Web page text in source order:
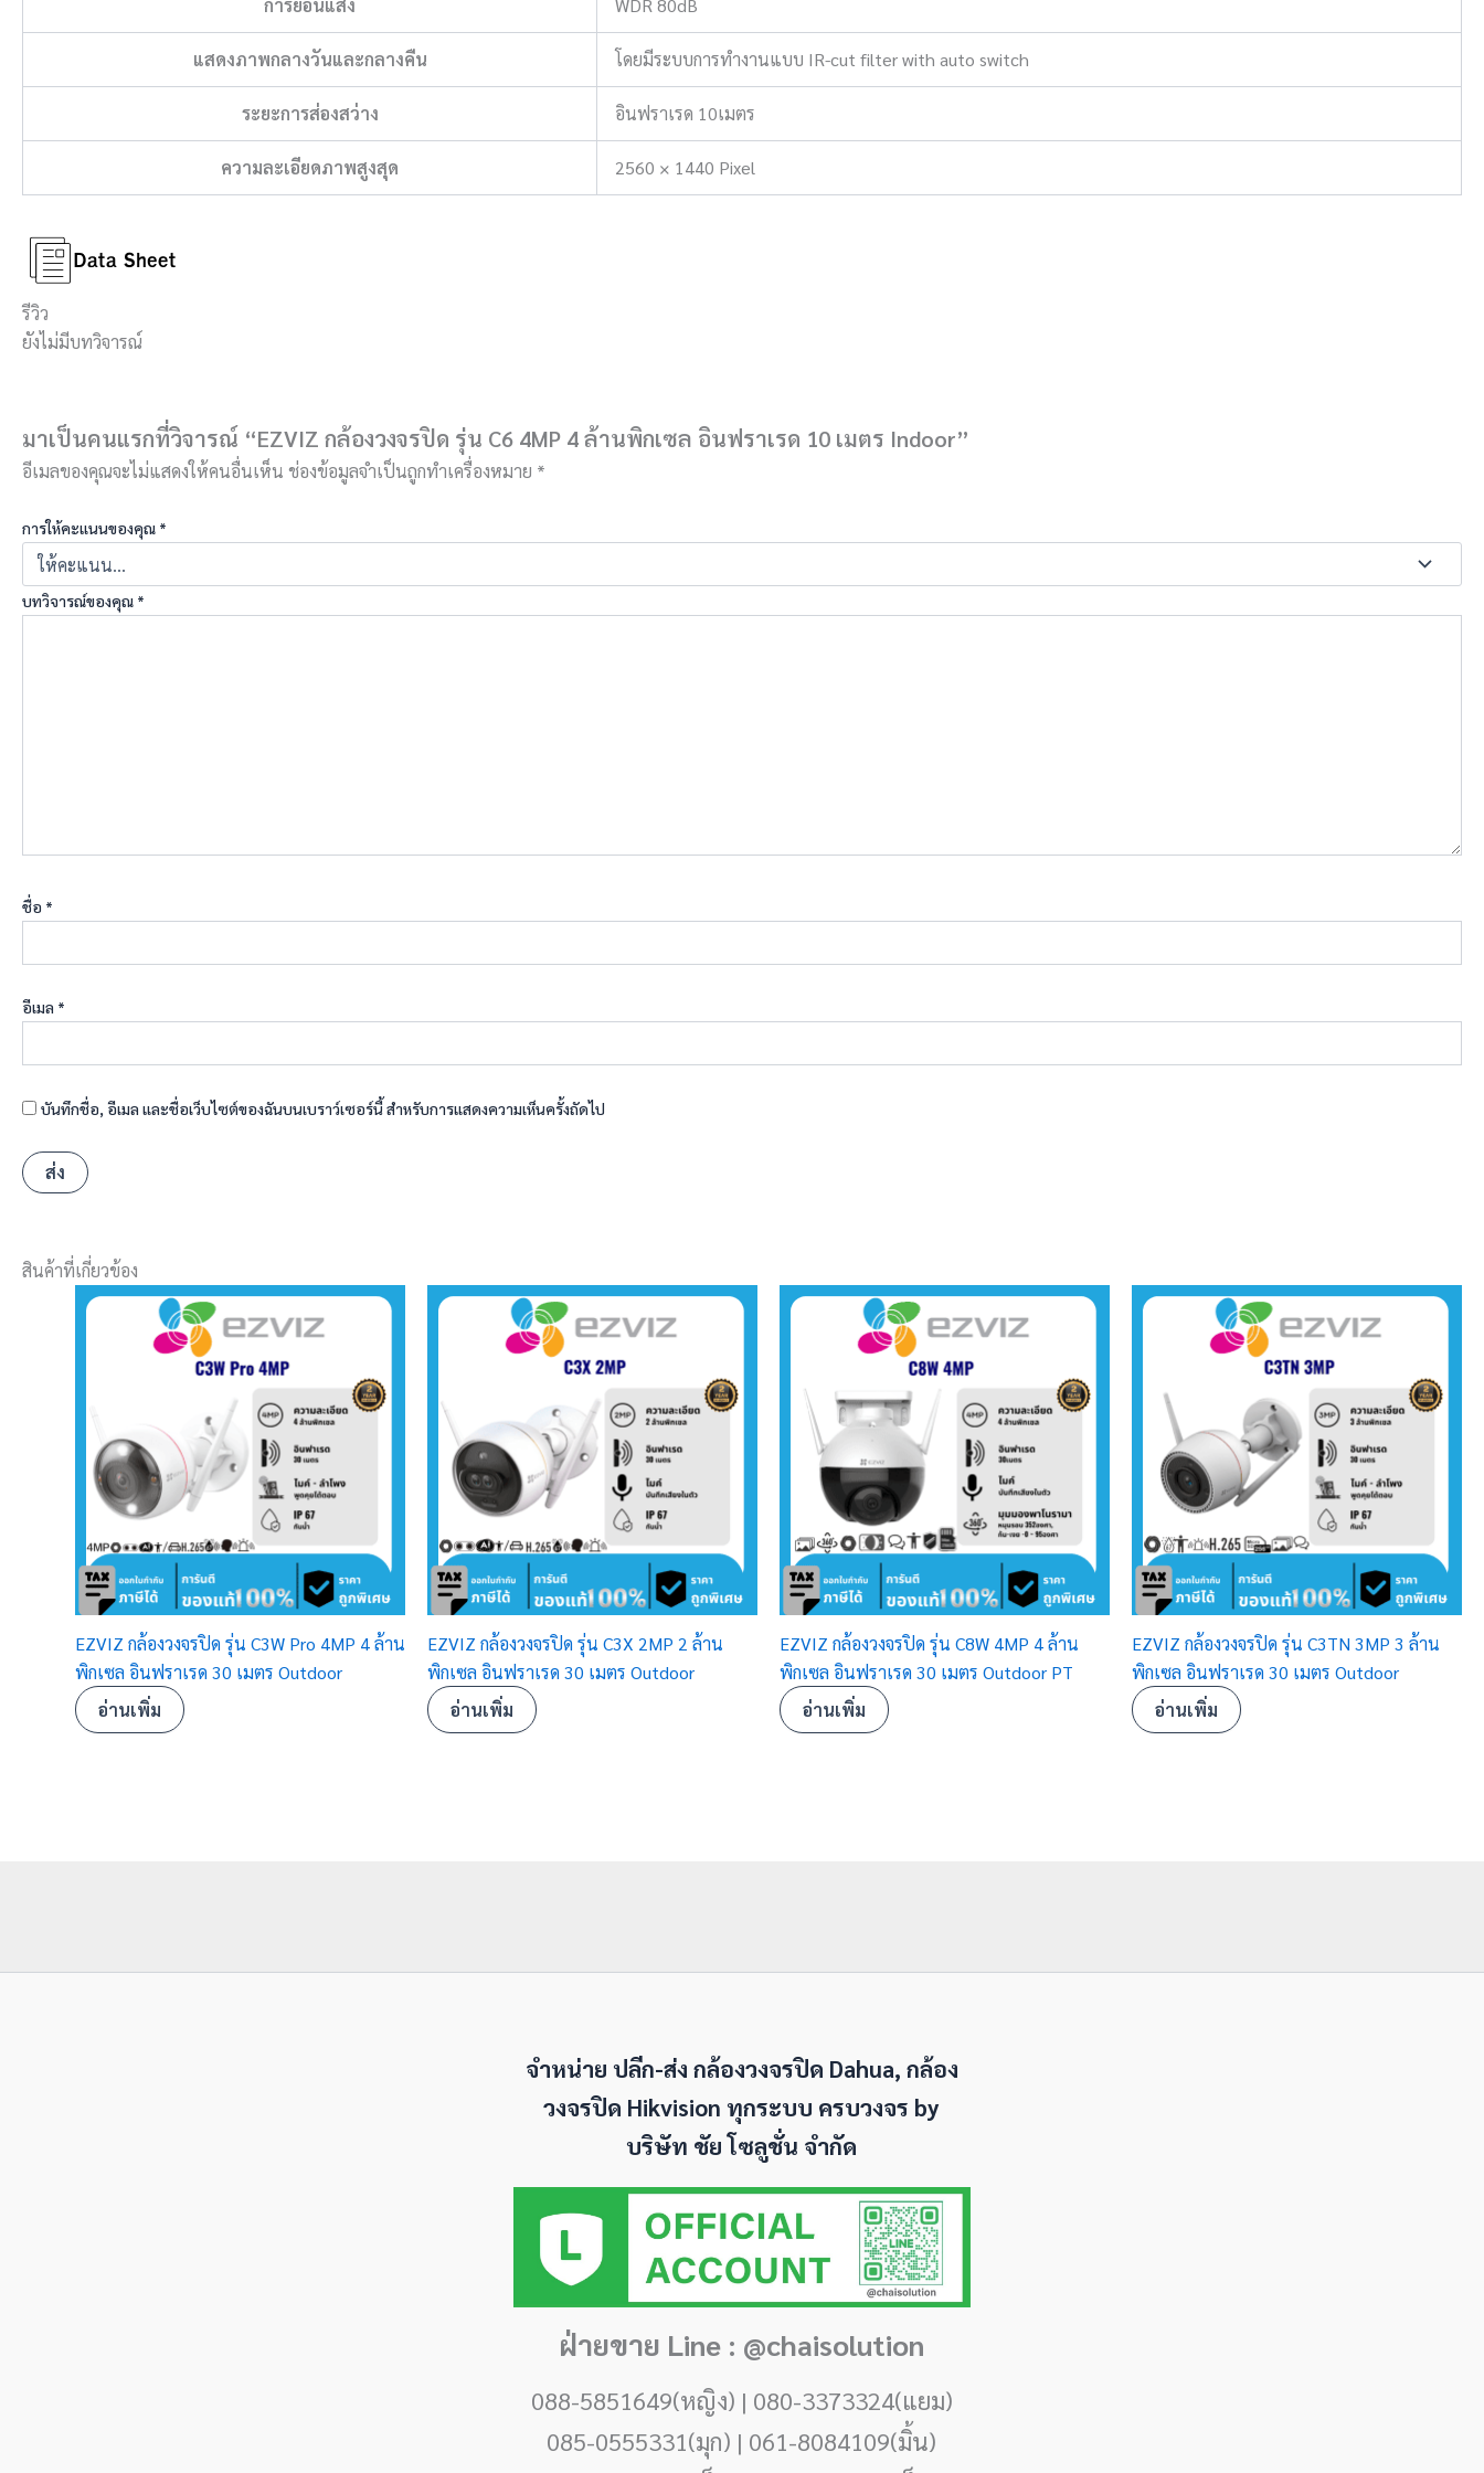
การย้อนแสง WDR 80dB
แสดงภาพกลางวันและกลางคืน โดยมีระบบการทำงานแบบ IR-cut filter with auto switch
ระยะการส่องสว่าง อินฟราเรด 10เมตร
ความละเอียดภาพสูงสุด 2560 × 1440 Pixel
รีวิว
ยังไม่มีบทวิจารณ์
มาเป็นคนแรกที่วิจารณ์ “EZVIZ กล้องวงจรปิด รุ่น C6 4MP 4 ล้านพิกเซล อินฟราเรด 10 เมตร Indoor”
อีเมลของคุณจะไม่แสดงให้คนอื่นเห็น ช่องข้อมูลจำเป็นถูกทำเครื่องหมาย *
การให้คะแนนของคุณ *
บทวิจารณ์ของคุณ *
ชื่อ *
อีเมล *
บันทึกชื่อ, อีเมล และชื่อเว็บไซต์ของฉันบนเบราว์เซอร์นี้ สำหรับการแสดงความเห็นครั้งถัดไป
สินค้าที่เกี่ยวข้อง
EZVIZ กล้องวงจรปิด รุ่น C3W Pro 4MP 4 ล้าน
พิกเซล อินฟราเรด 30 เมตร Outdoor
อ่านเพิ่ม
EZVIZ กล้องวงจรปิด รุ่น C3X 2MP 2 ล้าน
พิกเซล อินฟราเรด 30 เมตร Outdoor
อ่านเพิ่ม
EZVIZ กล้องวงจรปิด รุ่น C8W 4MP 4 ล้าน
พิกเซล อินฟราเรด 30 เมตร Outdoor PT
อ่านเพิ่ม
EZVIZ กล้องวงจรปิด รุ่น C3TN 3MP 3 ล้าน
พิกเซล อินฟราเรด 30 เมตร Outdoor
อ่านเพิ่ม
จำหน่าย ปลีก-ส่ง กล้องวงจรปิด Dahua, กล้อง
วงจรปิด Hikvision ทุกระบบ ครบวงจร by
บริษัท ชัย โซลูชั่น จำกัด
ฝ่ายขาย Line : @chaisolution
088-5851649(หญิง) | 080-3373324(แยม)
085-0555331(มุก) | 061-8084109(มิ้น)